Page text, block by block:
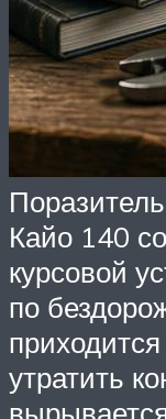
Кайо 140
курсовой
по
утратить